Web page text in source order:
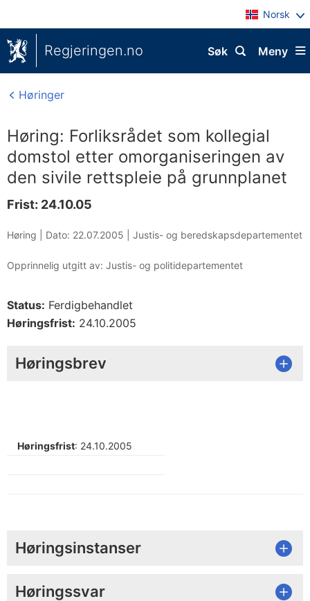
Norsk
Regjeringen.no Meny
Søk
Høringer
Høring: Forliksrådet som kollegial
domstol etter omorganiseringen av
den sivile rettspleie på grunnplanet
Frist: 24.10.05
Høring | Dato: 22.07.2005 Justis- og beredskapsdepartementet
Opprinnelig utgitt av: Justis- og politidepartementet
Status: Ferdigbehandlet
Høringsfrist: 24.10.2005
Høringsbrev
Høringsfrist: 24.10.2005
Høringsinstanser
Høringssvar